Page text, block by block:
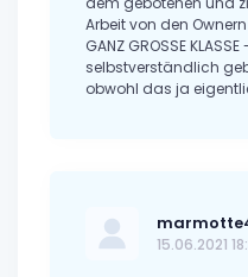
Arbeit von den
GANZ GROSSE
selbstverständlich
obwohl das ja
15.06.2021